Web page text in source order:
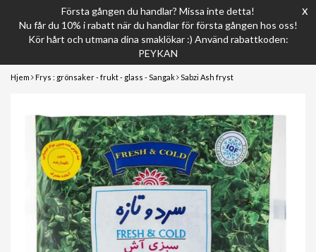
x
Första gången du handlar? Missa inte detta!
Nu får du 10% i rabatt när du handlar för första gången hos oss!
Kör hårt och utmana dina smaklökar :) Använd rabattkoden:
PEYKAN
Hjem Frys : grönsaker - frukt - glass - Sangak Sabzi Ash fryst